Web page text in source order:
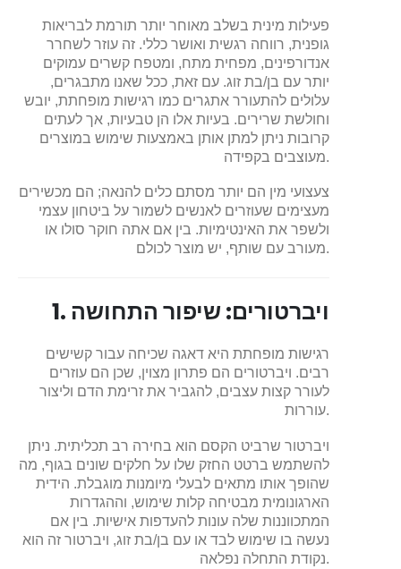
פעילות מינית בשלב מאוחר יותר תורמת לבריאות
גופנית, רווחה רגשית ואושר כללי. זה עוזר לשחרר
אנדורפינים, מפחית מתח, ומטפח קשרים עמוקים
יותר עם בן/בת זוג. עם זאת, ככל שאנו מתבגרים,
עלולים להתעורר אתגרים כמו רגישות מופחתת, יובש
וחולשת שרירים. בעיות אלו הן טבעיות, אך לעתים
קרובות ניתן למתן אותן באמצעות שימוש במוצרים
מעוצבים בקפידה.
צעצועי מין הם יותר מסתם כלים להנאה; הם מכשירים
מעצימים שעוזרים לאנשים לשמור על ביטחון עצמי
ולשפר את האינטימיות. בין אם אתה חוקר סולו או
מעורב עם שותף, יש מוצר לכולם.
1. ויברטורים: שיפור התחושה
רגישות מופחתת היא דאגה שכיחה עבור קשישים
רבים. ויברטורים הם פתרון מצוין, שכן הם עוזרים
לעורר קצות עצבים, להגביר את זרימת הדם וליצור
עוררות.
ויברטור שרביט הקסם הוא בחירה רב תכליתית. ניתן
להשתמש ברטט החזק שלו על חלקים שונים בגוף, מה
שהופך אותו מתאים לבעלי מיומנות מוגבלת. הידית
הארגונומית מבטיחה קלות שימוש, וההגדרות
המתכווננות שלה עונות להעדפות אישיות. בין אם
נעשה בו שימוש לבד או עם בן/בת זוג, ויברטור זה הוא
נקודת התחלה נפלאה.